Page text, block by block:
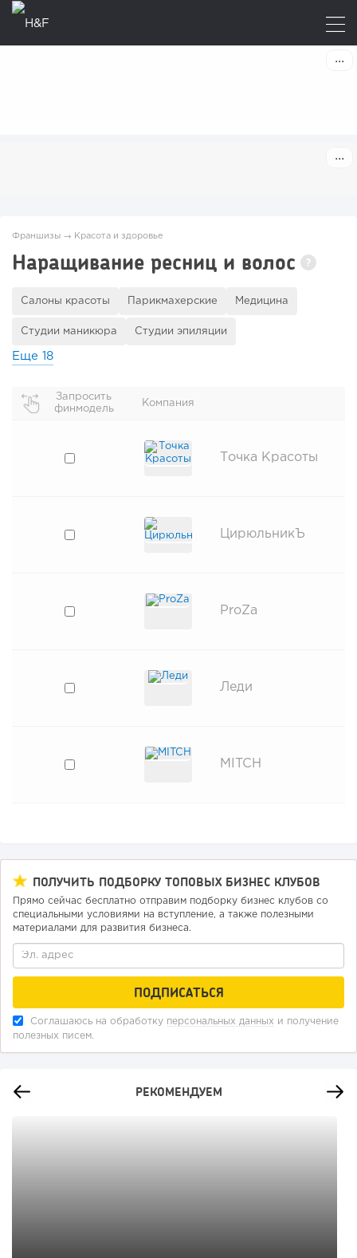
Франшизы → Красота и здоровье
Наращивание ресниц и волос ?
Салоны красоты Парикмахерские Медицина
Студии маникюра Студии эпиляции
Еще 18
Запросить
финмодель
Компания
Точка Красоты
ЦирюльникЪ
ProZa
Леди
MITCH
ПОЛУЧИТЬ ПОДБОРКУ ТОПОВЫХ БИЗНЕС КЛУБОВ
Прямо сейчас бесплатно отправим подборку бизнес клубов со
специальными условиями на вступление, а также полезными
материалами для развития бизнеса.
Соглашаюсь на обработку персональных данных и получение
полезных писем.
РЕКОМЕНДУЕМ